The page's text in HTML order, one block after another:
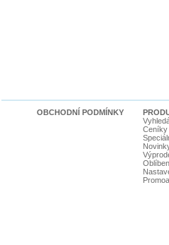
OBCHODNÍ PODMÍNKY
Ceníky